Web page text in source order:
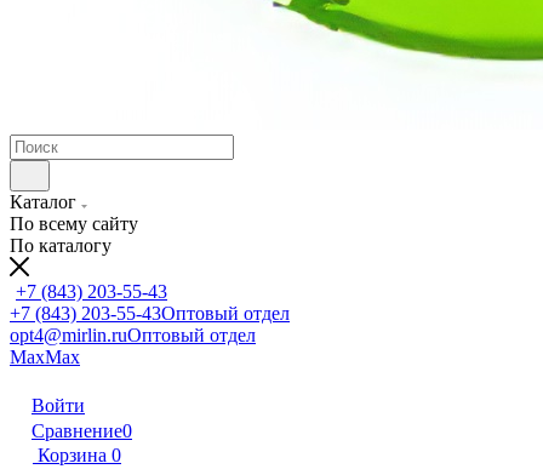
Каталог
По всему сайту
По каталогу
+7 (843) 203-55-43
+7 (843) 203-55-43Оптовый отдел
opt4@mirlin.ruОптовый отдел
MaxMax
Войти
Сравнение0
Корзина 0